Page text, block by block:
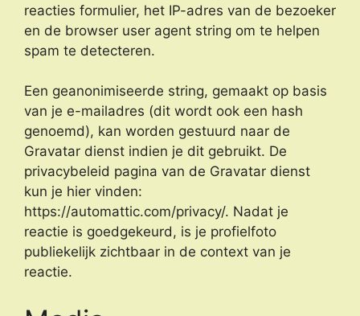
reacties formulier, het IP-adres van de bezoeker
en de browser user agent string om te helpen
spam te detecteren.
Een geanonimiseerde string, gemaakt op basis
van je e-mailadres (dit wordt ook een hash
genoemd), kan worden gestuurd naar de
Gravatar dienst indien je dit gebruikt. De
privacybeleid pagina van de Gravatar dienst
kun je hier vinden:
https://automattic.com/privacy/. Nadat je
reactie is goedgekeurd, is je profielfoto
publiekelijk zichtbaar in de context van je
reactie.